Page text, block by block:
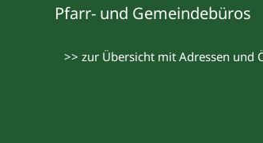
Pfarr- und Gemeindebüros
>> zur Übersicht mit Adressen und